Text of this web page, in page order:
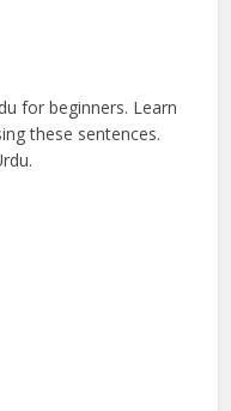
for beginners. Learn
these sentences.